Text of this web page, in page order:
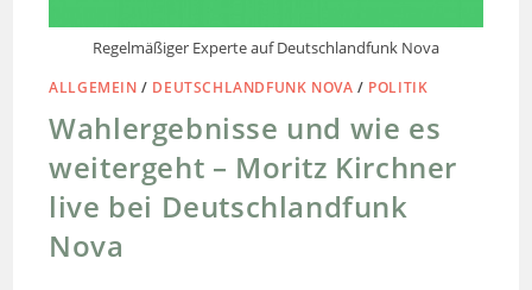
Regelmäßiger Experte auf Deutschlandfunk Nova
ALLGEMEIN / DEUTSCHLANDFUNK NOVA / POLITIK
Wahlergebnisse und wie es
weitergeht – Moritz Kirchner
live bei Deutschlandfunk
Nova